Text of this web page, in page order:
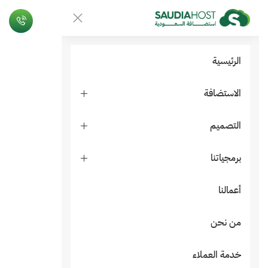
الرئيسية
الاستضافة
التصميم
برمجياتنا
أعمالنا
من نحن
خدمة العملاء